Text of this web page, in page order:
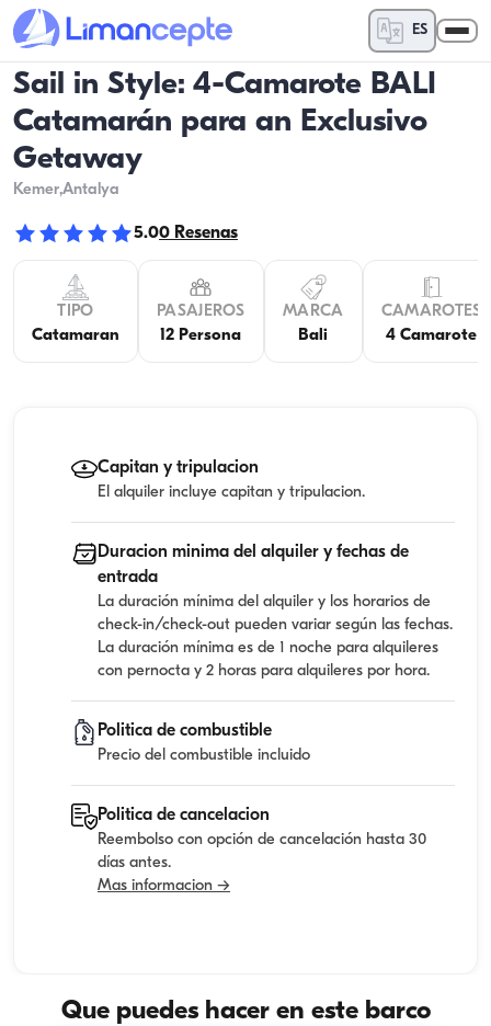
ES
Sail in Style: 4-Camarote BALI
Catamarán para an Exclusivo
Getaway
Kemer,Antalya
5.00 Resenas
TIPO
Catamaran
PASAJEROS
12 Persona
MARCA
Bali
CAMAROTES
4 Camarote
Capitan y tripulacion
El alquiler incluye capitan y tripulacion.
Duracion minima del alquiler y fechas de
entrada
La duración mínima del alquiler y los horarios de
check-in/check-out pueden variar según las fechas.
La duración mínima es de 1 noche para alquileres
con pernocta y 2 horas para alquileres por hora.
Politica de combustible
Precio del combustible incluido
Politica de cancelacion
Reembolso con opción de cancelación hasta 30
días antes.
Mas informacion →
Que puedes hacer en este barco